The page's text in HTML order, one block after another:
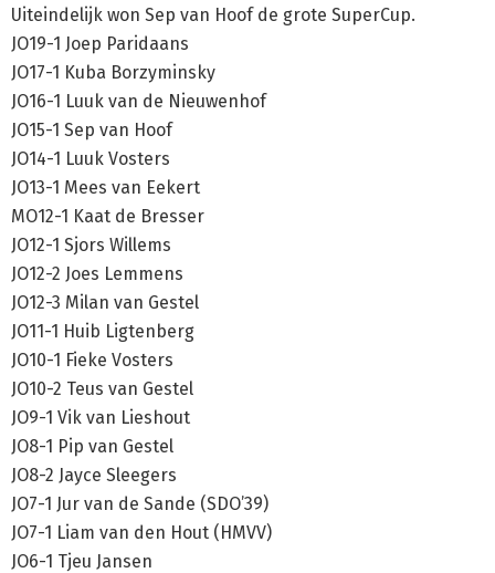
Uiteindelijk won Sep van Hoof de grote SuperCup.
JO19-1 Joep Paridaans
JO17-1 Kuba Borzyminsky
JO16-1 Luuk van de Nieuwenhof
JO15-1 Sep van Hoof
JO14-1 Luuk Vosters
JO13-1 Mees van Eekert
MO12-1 Kaat de Bresser
JO12-1 Sjors Willems
JO12-2 Joes Lemmens
JO12-3 Milan van Gestel
JO11-1 Huib Ligtenberg
JO10-1 Fieke Vosters
JO10-2 Teus van Gestel
JO9-1 Vik van Lieshout
JO8-1 Pip van Gestel
JO8-2 Jayce Sleegers
JO7-1 Jur van de Sande (SDO’39)
JO7-1 Liam van den Hout (HMVV)
JO6-1 Tjeu Jansen